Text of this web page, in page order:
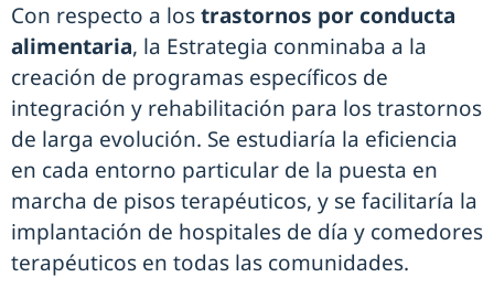
Con respecto a lostrastornos por conducta
alimentaria, la Estrategia conminaba a la
creación de programas específicos de
integración y rehabilitación para los trastornos
de larga evolución. Se estudiaría la eficiencia
en cada entorno particular de la puesta en
marcha de pisos terapéuticos, y se facilitaría la
implantación de hospitales de día y comedores
terapéuticos en todas las comunidades.